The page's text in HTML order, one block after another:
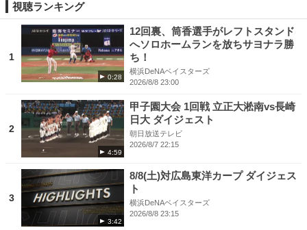
視聴ランキング
1
0:28
12回裏、筒香選手がレフトスタンド
へソロホームランを放ちサヨナラ勝
ち！
横浜DeNAベイスターズ
2026/8/8 23:00
2
4:59
甲子園大会 1回戦 立正大淞南vs長崎
日大 ダイジェスト
朝日放送テレビ
2026/8/7 22:15
3
3:42
8/8(土)対広島東洋カープ ダイジェス
ト
横浜DeNAベイスターズ
2026/8/8 23:15